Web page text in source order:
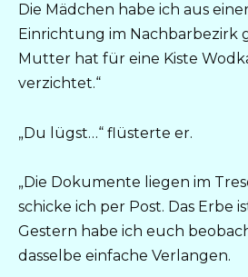
Die Mädchen habe ich aus
Einrichtung im Nachbarbezirk
Mutter hat für eine Kiste
verzichtet.“
„Du lügst…“ flüsterte er.
„Die Dokumente liegen im
schicke ich per Post. Das Erbe
Gestern habe ich euch
dasselbe einfache Verlangen.